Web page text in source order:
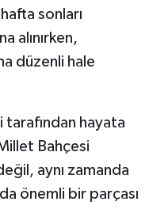
sonları
alınırken,
düzenli hale
tarafından hayata
Bahçesi
aynı zamanda
önemli bir parçası